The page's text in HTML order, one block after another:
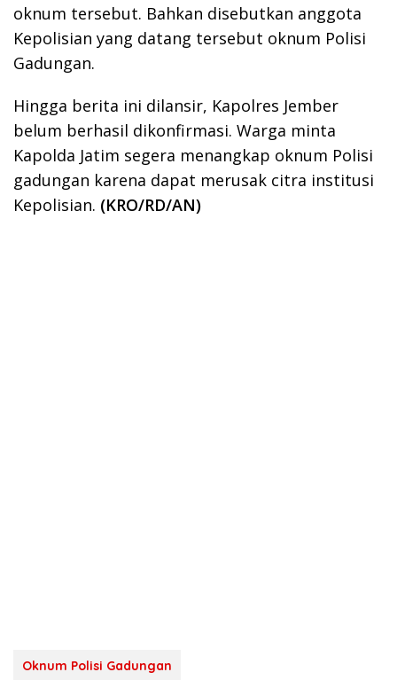
oknum tersebut. Bahkan disebutkan anggota
Kepolisian yang datang tersebut oknum Polisi
Gadungan.
Hingga berita ini dilansir, Kapolres Jember
belum berhasil dikonfirmasi. Warga minta
Kapolda Jatim segera menangkap oknum Polisi
gadungan karena dapat merusak citra institusi
Kepolisian. (KRO/RD/AN)
Oknum Polisi Gadungan